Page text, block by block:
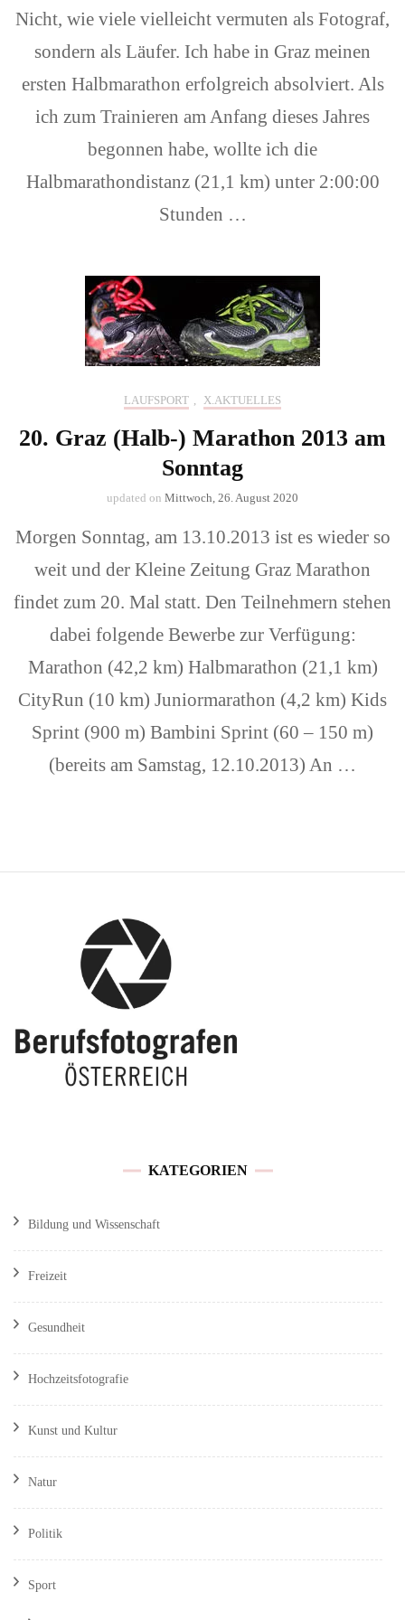
Nicht, wie viele vielleicht vermuten als Fotograf,
sondern als Läufer. Ich habe in Graz meinen
ersten Halbmarathon erfolgreich absolviert. Als
ich zum Trainieren am Anfang dieses Jahres
begonnen habe, wollte ich die
Halbmarathondistanz (21,1 km) unter 2:00:00
Stunden …
LAUFSPORT X.AKTUELLES
20. Graz (Halb-) Marathon 2013 am
Sonntag
updated on Mittwoch, 26. August 2020
Morgen Sonntag, am 13.10.2013 ist es wieder so
weit und der Kleine Zeitung Graz Marathon
findet zum 20. Mal statt. Den Teilnehmern stehen
dabei folgende Bewerbe zur Verfügung:
Marathon (42,2 km) Halbmarathon (21,1 km)
CityRun (10 km) Juniormarathon (4,2 km) Kids
Sprint (900 m) Bambini Sprint (60 – 150 m)
(bereits am Samstag, 12.10.2013) An …
KATEGORIEN
Bildung und Wissenschaft
Freizeit
Gesundheit
Hochzeitsfotografie
Kunst und Kultur
Natur
Politik
Sport